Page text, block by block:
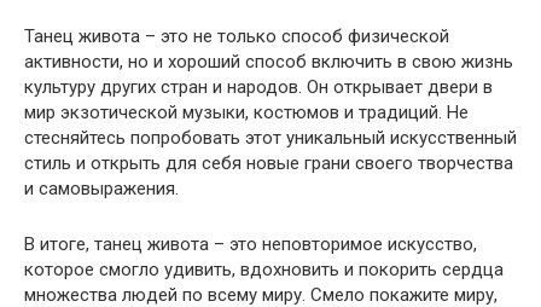
Танец живота – это не только способ физической
активности, но и хороший способ включить в свою жизнь
культуру других стран и народов. Он открывает двери в
мир экзотической музыки, костюмов и традиций. Не
стесняйтесь попробовать этот уникальный искусственный
стиль и открыть для себя новые грани своего творчества
и самовыражения.
В итоге, танец живота – это неповторимое искусство,
которое смогло удивить, вдохновить и покорить сердца
множества людей по всему миру. Смело покажите миру,